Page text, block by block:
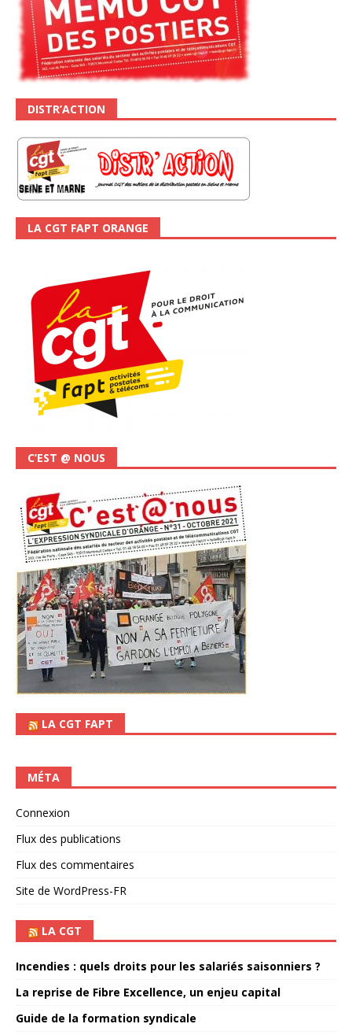
DISTR’ACTION
LA CGT FAPT ORANGE
C’EST @ NOUS
LA CGT FAPT
MÉTA
Connexion
Flux des publications
Flux des commentaires
Site de WordPress-FR
LA CGT
Incendies : quels droits pour les salariés saisonniers ?
La reprise de Fibre Excellence, un enjeu capital
Guide de la formation syndicale